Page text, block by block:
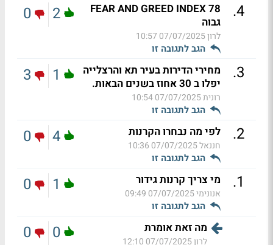
4
.
FEAR AND GREED INDEX 78
גבוה
לרון07/07/2025 10:57
הגב לתגובה זו
2
0
3
.
מחירי הדירות בעיר תא והרצלייה
יפלו ב 30 אחוז בשנים הבאות.
רונית07/07/2025 10:54
הגב לתגובה זו
1
3
2
. לפי מה נבחרו הקרנות
חננאל07/07/2025 10:36
הגב לתגובה זו
4
0
1
. מי צריך קרנות גידור
אנונימי07/07/2025 09:49
הגב לתגובה זו
1
0
מה זאת אומרת
לרון07/07/2025 12:10
0
0